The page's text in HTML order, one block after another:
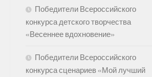
Победители Всероссийского
конкурса детского творчества
«Весеннее вдохновение»
Победители Всероссийского
конкурса сценариев «Мой лучший